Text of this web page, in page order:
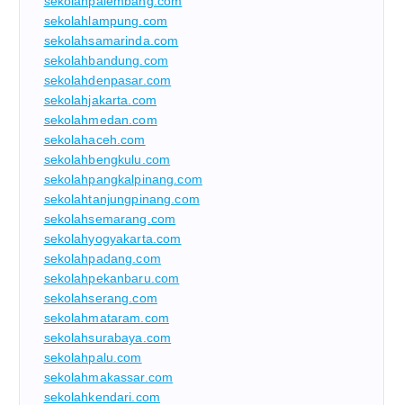
sekolahlampung.com
sekolahsamarinda.com
sekolahbandung.com
sekolahdenpasar.com
sekolahjakarta.com
sekolahmedan.com
sekolahaceh.com
sekolahbengkulu.com
sekolahpangkalpinang.com
sekolahtanjungpinang.com
sekolahsemarang.com
sekolahyogyakarta.com
sekolahpadang.com
sekolahpekanbaru.com
sekolahserang.com
sekolahmataram.com
sekolahsurabaya.com
sekolahpalu.com
sekolahmakassar.com
sekolahkendari.com